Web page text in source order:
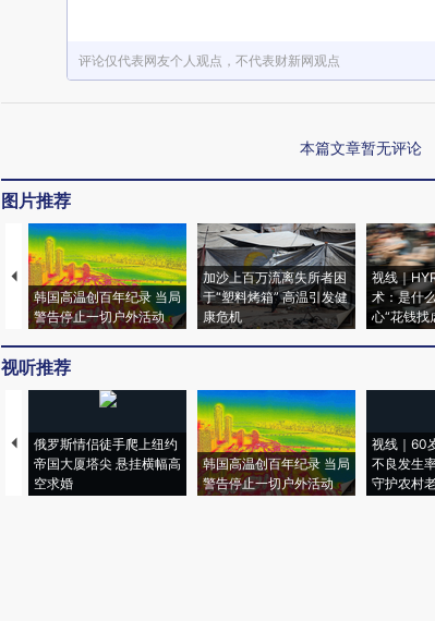
评论仅代表网友个人观点，不代表财新网观点
本篇文章暂无评论
图片推荐
韩国高温创百年纪录 当局
警告停止一切户外活动
加沙上百万流离失所者困
于“塑料烤箱” 高温引发健
康危机
视线｜
术：是什
心“花钱找
视听推荐
俄罗斯情侣徒手爬上纽约
帝国大厦塔尖 悬挂横幅高
空求婚
韩国高温创百年纪录 当局
警告停止一切户外活动
视线｜60
不良发生
守护农村